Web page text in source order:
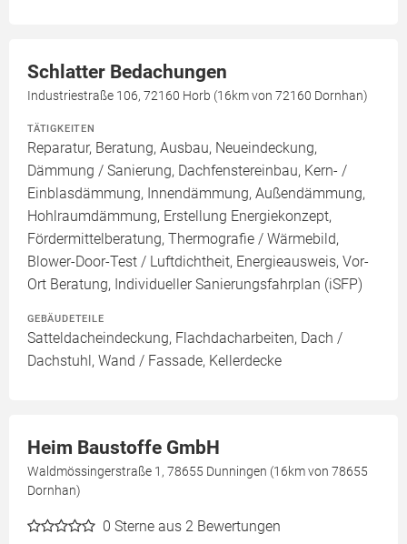
Schlatter Bedachungen
Industriestraße 106, 72160 Horb (16km von 72160 Dornhan)
TÄTIGKEITEN
Reparatur, Beratung, Ausbau, Neueindeckung,
Dämmung / Sanierung, Dachfenstereinbau, Kern- /
Einblasdämmung, Innendämmung, Außendämmung,
Hohlraumdämmung, Erstellung Energiekonzept,
Fördermittelberatung, Thermografie / Wärmebild,
Blower-Door-Test / Luftdichtheit, Energieausweis, Vor-
Ort Beratung, Individueller Sanierungsfahrplan (iSFP)
GEBÄUDETEILE
Satteldacheindeckung, Flachdacharbeiten, Dach /
Dachstuhl, Wand / Fassade, Kellerdecke
Heim Baustoffe GmbH
Waldmössingerstraße 1, 78655 Dunningen (16km von 78655
Dornhan)
0 Sterne aus 2 Bewertungen